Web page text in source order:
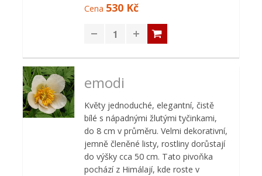
Cena 530 Kč
emodi
Květy jednoduché, elegantní, čistě
bílé s nápadnými žlutými tyčinkami,
do 8 cm v průměru. Velmi dekorativní,
jemně členěné listy, rostliny dorůstají
do výšky cca 50 cm. Tato pivoňka
pochází z Himálají, kde roste v